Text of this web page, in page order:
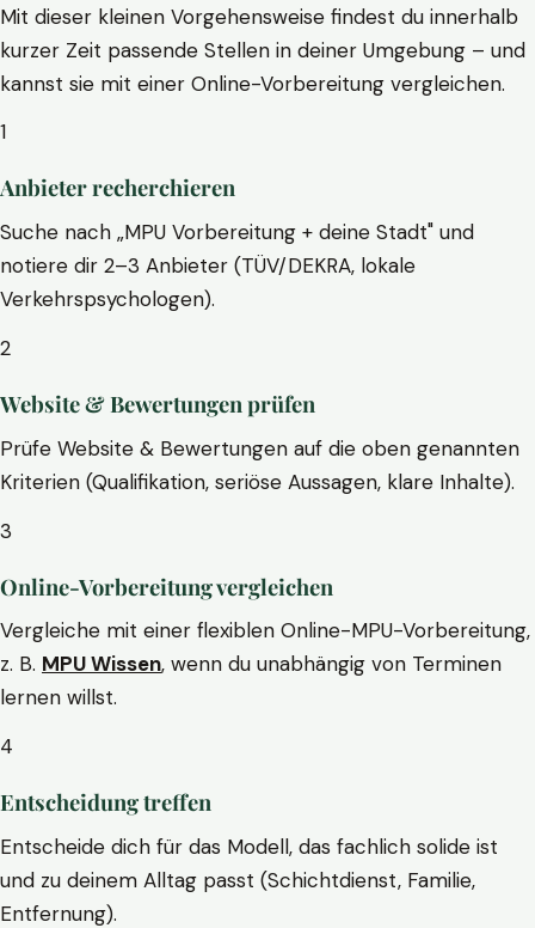
Mit dieser kleinen Vorgehensweise findest du innerhalb
kurzer Zeit passende Stellen in deiner Umgebung – und
kannst sie mit einer Online-Vorbereitung vergleichen.
1
Anbieter recherchieren
Suche nach „MPU Vorbereitung + deine Stadt" und
notiere dir 2–3 Anbieter (TÜV/DEKRA, lokale
Verkehrspsychologen).
2
Website & Bewertungen prüfen
Prüfe Website & Bewertungen auf die oben genannten
Kriterien (Qualifikation, seriöse Aussagen, klare Inhalte).
3
Online-Vorbereitung vergleichen
Vergleiche mit einer flexiblen Online-MPU-Vorbereitung,
z. B. MPU Wissen, wenn du unabhängig von Terminen
lernen willst.
4
Entscheidung treffen
Entscheide dich für das Modell, das fachlich solide ist
und zu deinem Alltag passt (Schichtdienst, Familie,
Entfernung).